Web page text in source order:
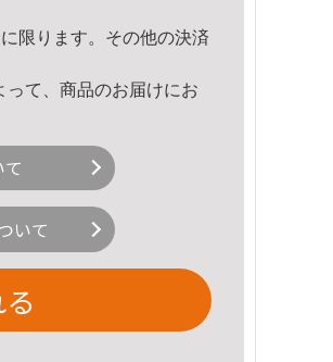
限ります。その他の決済
て、商品のお届けにお
いて